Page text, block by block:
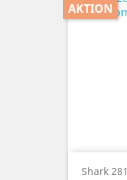
Shark
AKTION